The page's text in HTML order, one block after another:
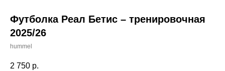
Футболка Реал Бетис – тренировочная
2025/26
hummel
2 750 р.